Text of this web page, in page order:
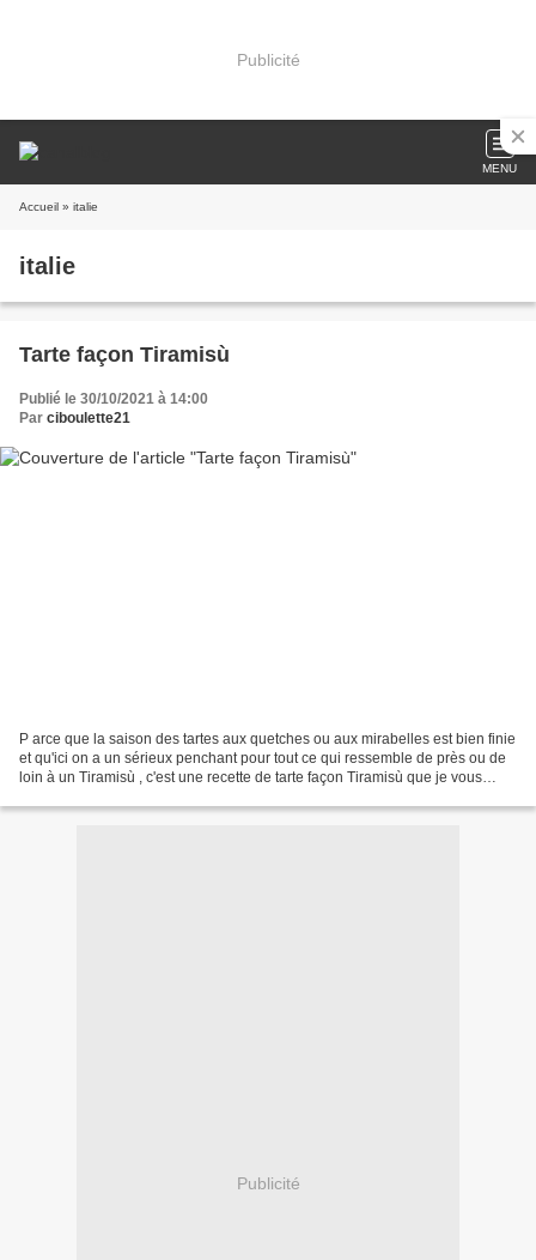
Publicité
MENU
Accueil » italie
italie
Tarte façon Tiramisù
Publié le 30/10/2021 à 14:00
Par ciboulette21
P arce que la saison des tartes aux quetches ou aux mirabelles est bien finie
et qu'ici on a un sérieux penchant pour tout ce qui ressemble de près ou de
loin à un Tiramisù , c'est une recette de tarte façon Tiramisù que je vous
Publicité